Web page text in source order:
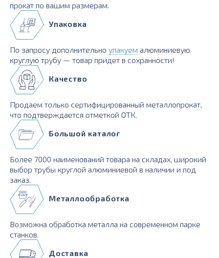
прокат по вашим размерам.
Упаковка
По запросу дополнительно упакуем алюминиевую
круглую трубу — товар придет в сохранности!
Качество
Продаем только сертифицированный металлопрокат,
что подтверждается отметкой ОТК.
Большой каталог
Более 7000 наименований товара на складах, широкий
выбор трубы круглой алюминиевой в наличии и под
заказ.
Металлообработка
Возможна обработка металла на современном парке
станков.
Доставка